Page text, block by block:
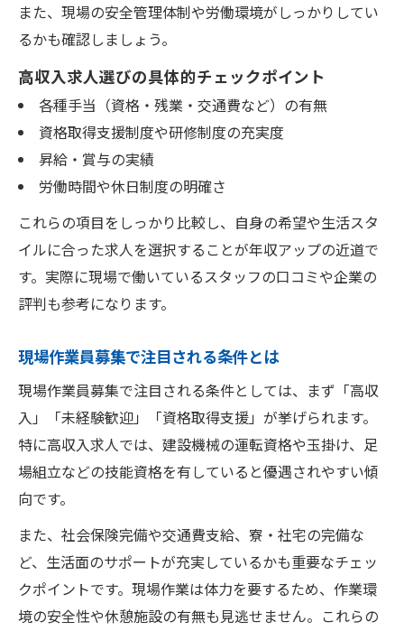
また、現場の安全管理体制や労働環境がしっかりしてい
るかも確認しましょう。
高収入求人選びの具体的チェックポイント
各種手当（資格・残業・交通費など）の有無
資格取得支援制度や研修制度の充実度
昇給・賞与の実績
労働時間や休日制度の明確さ
これらの項目をしっかり比較し、自身の希望や生活スタ
イルに合った求人を選択することが年収アップの近道で
す。実際に現場で働いているスタッフの口コミや企業の
評判も参考になります。
現場作業員募集で注目される条件とは
現場作業員募集で注目される条件としては、まず「高収
入」「未経験歓迎」「資格取得支援」が挙げられます。
特に高収入求人では、建設機械の運転資格や玉掛け、足
場組立などの技能資格を有していると優遇されやすい傾
向です。
また、社会保険完備や交通費支給、寮・社宅の完備な
ど、生活面のサポートが充実しているかも重要なチェッ
クポイントです。現場作業は体力を要するため、作業環
境の安全性や休憩施設の有無も見逃せません。これらの